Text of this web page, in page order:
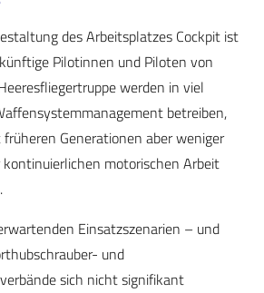
des Arbeitsplatzes Cockpit ist
Pilotinnen und Piloten von
werden in viel
betreiben,
Generationen aber weniger
motorischen Arbeit
Einsatzszenarien – und
und
sich nicht signifikant